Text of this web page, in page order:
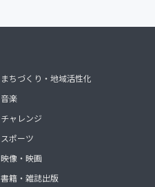
まちづくり・地域活性化
音楽
チャレンジ
スポーツ
映像・映画
書籍・雑誌出版